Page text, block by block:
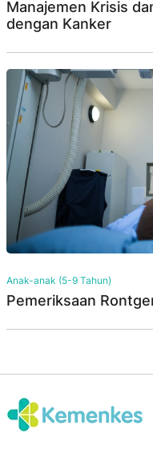
Manajemen Krisis
dengan Kanker
Anak-anak (5-9 Tahun)
Pemeriksaan